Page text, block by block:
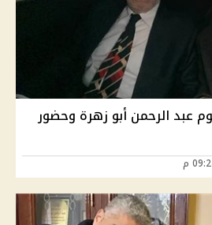
عبد الرحمن أبو زهرة وحضور